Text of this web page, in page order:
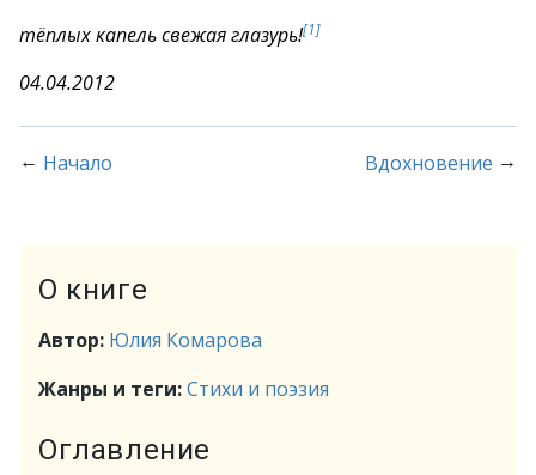
тёплых капель свежая глазурь![1]
04.04.2012
Вдохновение →
← Начало
О книге
Автор: Юлия Комарова
Жанры и теги:Стихи и поэзия
Оглавление